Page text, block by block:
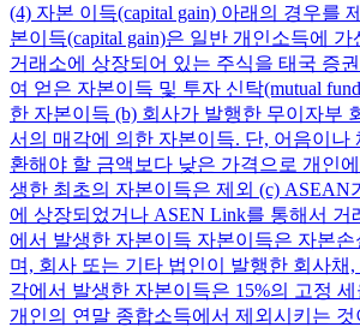
(4) 자본 이득(capital gain) 아래의 경우를
본이득(capital gain)은 일반 개인소득에 가
거래소에 상장되어 있는 주식을 태국 증
여 얻은 자본이득 및 투자 신탁(mutual
한 자본이득 (b) 회사가 발행한 무이자부
서의 매각에 의한 자본이득. 단, 어음이나
환해야 할 금액보다 낮은 가격으로 개인
생한 최초의 자본이득은 제외 (c) ASEAN
에 상장되었거나 ASEN Link를 통해서 거
에서 발생한 자본이득 자본이득은 자본
며, 회사 또는 기타 법인이 발행한 회사채
각에서 발생한 자본이득은 15%의 고정
개인의 연말 종합소득에서 제외시키는 것